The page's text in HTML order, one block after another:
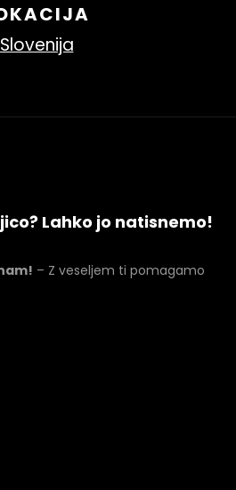
Slovenija
Lahko jo natisnemo!
– Z veseljem ti pomagamo